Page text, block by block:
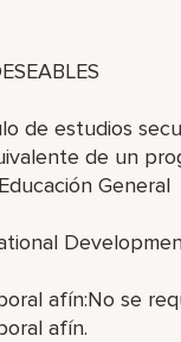
de estudios
de un
General
afín:No se
afín.